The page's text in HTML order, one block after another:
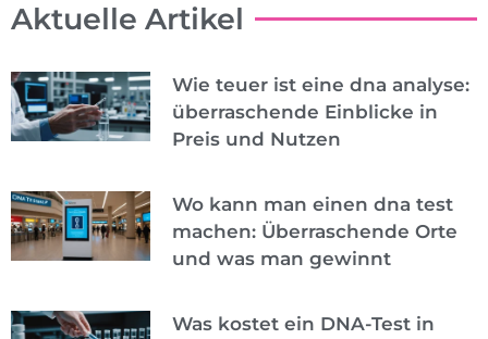
Aktuelle Artikel
Wie teuer ist eine dna analyse:
überraschende Einblicke in
Preis und Nutzen
Wo kann man einen dna test
machen: Überraschende Orte
und was man gewinnt
Was kostet ein DNA-Test in